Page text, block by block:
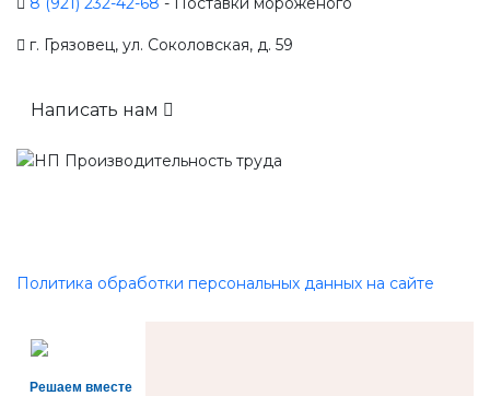
г. Грязовец, ул. Соколовская, д. 59
Написать нам
Политика обработки персональных данных на сайте
Решаем вместе